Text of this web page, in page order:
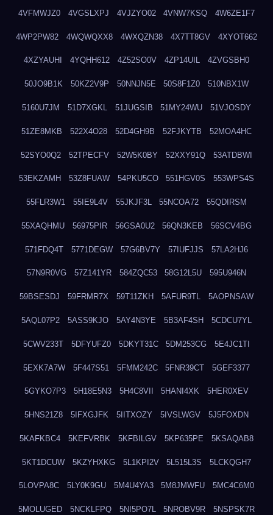
4VFMWJZ0 4VGSLXPJ 4VJZYO02 4VNW7KSQ 4W6ZE1F7
4WP2PW82 4WQWQXX8 4WXQZN38 4X7TT8GV 4XYOT662
4XZYAUHI 4YQHH612 4Z52SO0V 4ZP14UIL 4ZVGSBH0
50JO9B1K 50KZ2V9P 50NNJN5E 50S8F1Z0 510NBX1W
5160U7JM 51D7XGKL 51JUGSIB 51MY24WU 51VJOSDY
51ZE8MKB 522X4O28 52D4GH9B 52FJKYTB 52MOA4HC
52SYO0Q2 52TPECFV 52W5K0BY 52XXY91Q 53ATDBWI
53EKZAMH 53Z8FUAW 54PKU5CO 551HGV0S 553WPS4S
55FLR3W1 55IE9L4V 55JKJF3L 55NCOA72 55QDIRSM
55XAQHMU 56975PIR 56GSA0U2 56QN3KEB 56SCV4BG
571FDQ4T 5771DEGW 57G6BV7Y 57IUFJJS 57LA2HJ6
57N9R0VG 57Z141YR 584ZQC53 58G12L5U 595U946N
59BSESDJ 59FRMR7X 59T11ZKH 5AFUR9TL 5AOPNSAW
5AQL07P2 5ASS9KJO 5AY4N3YE 5B3AF4SH 5CDCU7YL
5CWV233T 5DFYUFZ0 5DKYT31C 5DM253CG 5E4JC1TI
5EXK7A7W 5F447S51 5FMM242C 5FNR39CT 5GEF3377
5GYKO7P3 5H18E5N3 5H4C8VII 5HANI4XK 5HER0XEV
5HNS21Z8 5IFXGJFK 5IITXOZY 5IVSLWGV 5J5FOXDN
5KAFKBC4 5KEFVRBK 5KFBILGV 5KP635PE 5KSAQAB8
5KT1DCUW 5KZYHXKG 5L1KPI2V 5L515L3S 5LCKQGH7
5LOVPA8C 5LY0K9GU 5M4U4YA3 5M8JMWFU 5MC4C6M0
5MOLUGED 5NCKLFPQ 5NI5PO7L 5NROBV9R 5NSPSK7R